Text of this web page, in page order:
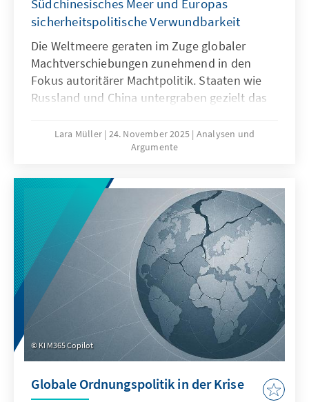
Südchinesisches Meer und Europas
sicherheitspolitische Verwundbarkeit
Die Weltmeere geraten im Zuge globaler
Machtverschiebungen zunehmend in den
Fokus autoritärer Machtpolitik. Staaten wie
Russland und China untergraben gezielt das
formen – eine Praxis, die als „Lawfare“
bekannt ist. In der Ostsee zeigen
Südchinesischen Meer demonstriert China,
wie Recht zur Machtfrage wird. Beide Fälle
verdeutlichen: Wo das Seerecht unterwandert
wird, geraten Europas Sicherheit,
Handlungsfähigkeit und die regelbasierte
Ordnung ins Wanken.
Lara Müller 24. November 2025 Analysen und
Argumente
KI M365 Copilot
Globale Ordnungspolitik in der Krise